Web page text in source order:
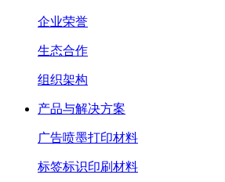
企业荣誉
生态合作
组织架构
产品与解决方案
广告喷墨打印材料
标签标识印刷材料